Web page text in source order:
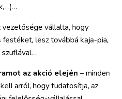
vezetősége vállalta, hogy
lesz továbbá kaja-pia,
szuflával…
az akció elején – minden
arról, hogy tudatosítja, az